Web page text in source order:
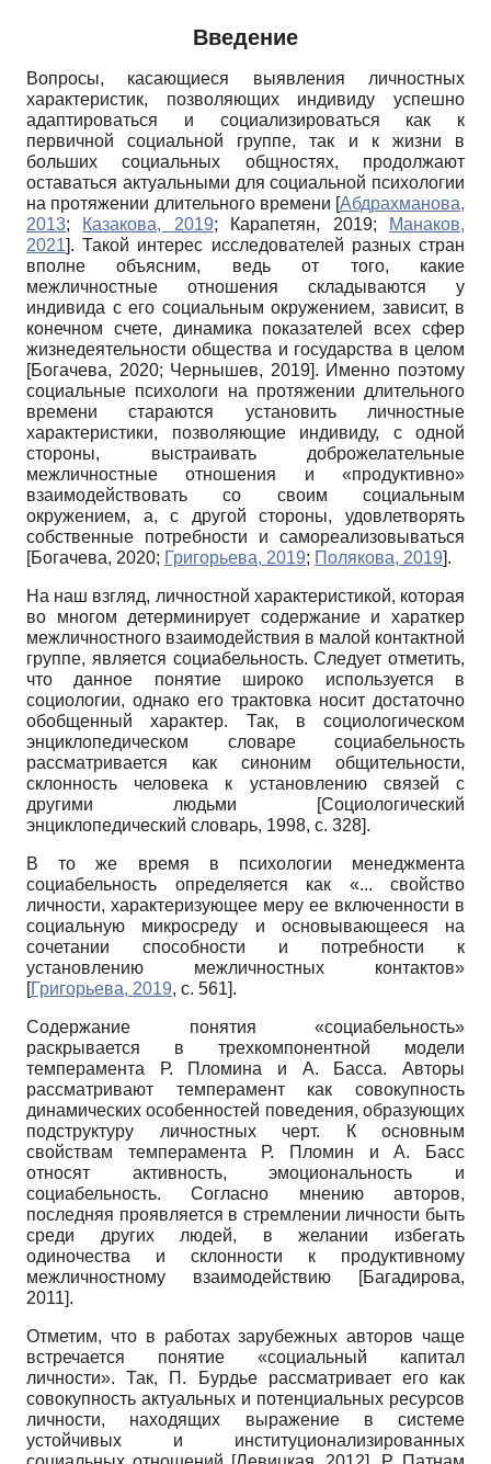
Введение
Вопросы, касающиеся выявления личностных
характеристик, позволяющих индивиду успешно
адаптироваться и социализироваться как к
первичной социальной группе, так и к жизни в
больших социальных общностях, продолжают
оставаться актуальными для социальной психологии
на протяжении длительного времени [Абдрахманова,
2013; Казакова, 2019; Карапетян, 2019;
Манаков,
2021]. Такой интерес исследователей разных стран
вполне объясним, ведь от того, какие
межличностные отношения складываются у
индивида с его социальным окружением, зависит, в
конечном счете, динамика показателей всех сфер
жизнедеятельности общества и государства в целом
[Богачева, 2020; Чернышев, 2019]. Именно поэтому
социальные психологи на протяжении длительного
времени стараются установить личностные
характеристики, позволяющие индивиду, с одной
стороны, выстраивать доброжелательные
межличностные отношения и «продуктивно»
взаимодействовать со своим социальным
окружением, а, с другой стороны, удовлетворять
собственные потребности и самореализовываться
[Богачева, 2020; Григорьева, 2019; Полякова, 2019].
На наш взгляд, личностной характеристикой, которая
во многом детерминирует содержание и хараткер
межличностного взаимодействия в малой контактной
группе, является социабельность. Следует отметить,
что данное понятие широко используется в
социологии, однако его трактовка носит достаточно
обобщенный характер. Так, в социологическом
энциклопедическом словаре социабельность
рассматривается как синоним общительности,
склонность человека к установлению связей с
другими людьми
[Социологический
энциклопедический словарь, 1998, с. 328].
В то же время в психологии менеджмента
социабельность определяется как «... свойство
личности, характеризующее меру ее включенности в
социальную микросреду и основывающееся на
сочетании способности и потребности к
установлению межличностных контактов»
[Григорьева, 2019, с. 561].
Содержание понятия «социабельность»
раскрывается в трехкомпонентной модели
темперамента Р. Пломина и А. Басса. Авторы
рассматривают темперамент как совокупность
динамических особенностей поведения, образующих
подструктуру личностных черт. К основным
свойствам темперамента Р. Пломин и А. Басс
относят активность, эмоциональность и
социабельность. Согласно мнению авторов,
последняя проявляется в стремлении личности быть
среди других людей, в желании избегать
одиночества и склонности к продуктивному
межличностному взаимодействию
[Багадирова,
2011].
Отметим, что в работах зарубежных авторов чаще
встречается понятие «социальный капитал
личности». Так, П. Бурдье рассматривает его как
совокупность актуальных и потенциальных ресурсов
личности, находящих выражение в системе
устойчивых и институ­ционализированных